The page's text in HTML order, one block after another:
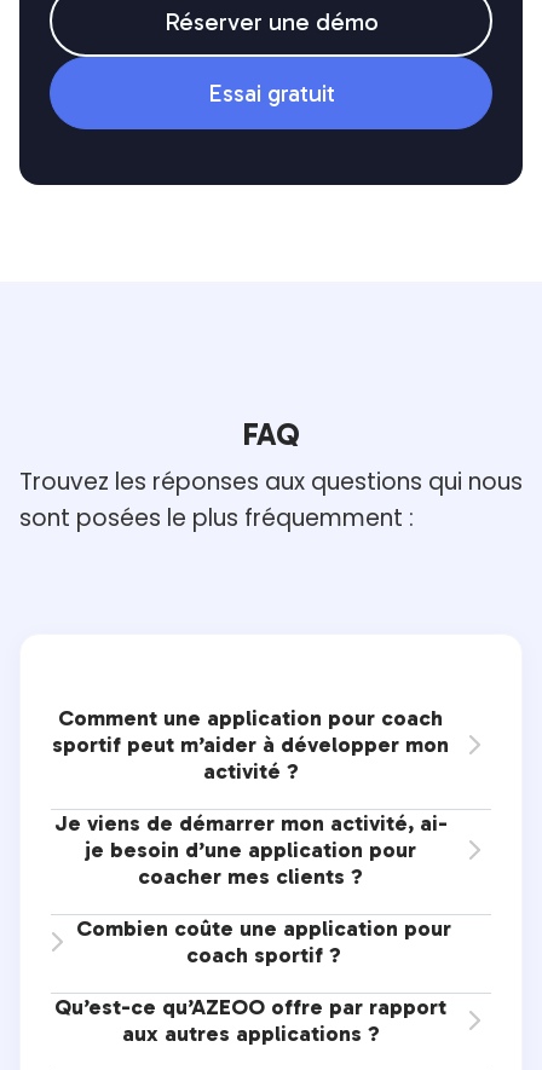
Réserver une démo
Essai gratuit
FAQ
Trouvez les réponses aux questions qui nous
sont posées le plus fréquemment :
Comment une application pour coach
sportif peut m’aider à développer mon
activité ?

Je viens de démarrer mon activité, ai-
je besoin d’une application pour
coacher mes clients ?


Combien coûte une application pour
coach sportif ?
Qu’est-ce qu’AZEOO offre par rapport
aux autres applications ?
